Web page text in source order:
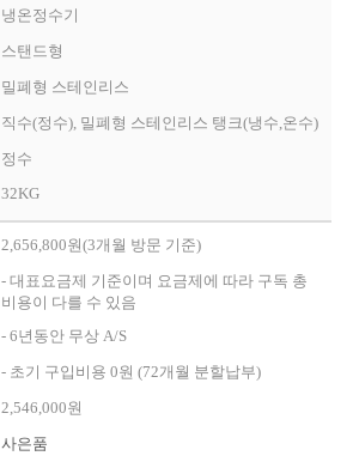
냉온정수기
스탠드형
밀폐형 스테인리스
직수(정수), 밀폐형 스테인리스 탱크(냉수,온수)
정수
32KG
2,656,800원(3개월 방문 기준)
- 대표요금제 기준이며 요금제에 따라 구독 총
비용이 다를 수 있음
- 6년동안 무상 A/S
- 초기 구입비용 0원 (72개월 분할납부)
2,546,000원
사은품